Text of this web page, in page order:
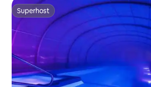
Superhost
Superhost